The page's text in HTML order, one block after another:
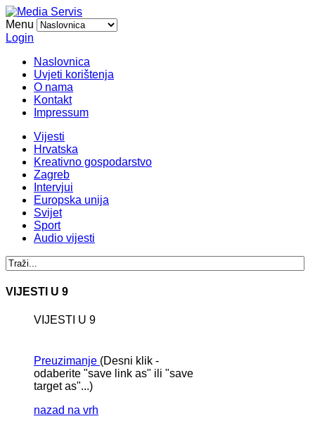
Menu
Login
Naslovnica
Uvjeti korištenja
O nama
Kontakt
Impressum
Vijesti
Hrvatska
Kreativno gospodarstvo
Zagreb
Intervjui
Europska unija
Svijet
Sport
Audio vijesti
VIJESTI U 9
VIJESTI U 9
Preuzimanje (Desni klik -
odaberite "save link as" ili "save
target as"...)
nazad na vrh